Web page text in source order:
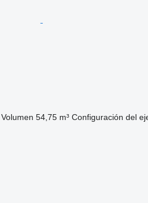
Volumen 54,75 m³ Configuración del